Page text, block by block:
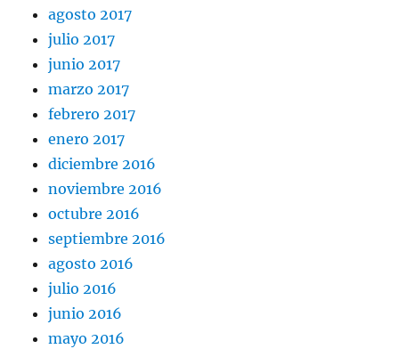
agosto 2017
julio 2017
junio 2017
marzo 2017
febrero 2017
enero 2017
diciembre 2016
noviembre 2016
octubre 2016
septiembre 2016
agosto 2016
julio 2016
junio 2016
mayo 2016